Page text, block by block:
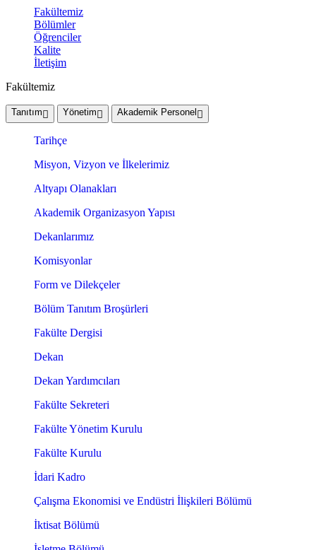
Fakültemiz
Bölümler
Öğrenciler
Kalite
İletişim
Fakültemiz
Tanıtım Yönetim Akademik Personel
Tarihçe
Misyon, Vizyon ve İlkelerimiz
Altyapı Olanakları
Akademik Organizasyon Yapısı
Dekanlarımız
Komisyonlar
Form ve Dilekçeler
Bölüm Tanıtım Broşürleri
Fakülte Dergisi
Dekan
Dekan Yardımcıları
Fakülte Sekreteri
Fakülte Yönetim Kurulu
Fakülte Kurulu
İdari Kadro
Çalışma Ekonomisi ve Endüstri İlişkileri Bölümü
İktisat Bölümü